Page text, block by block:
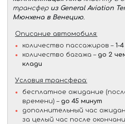
трансфер из General Aviation
Мюнхена в Венецию.
Описание автомобиля:
количество пассажиров – 1-
количество багажа – до 2
клади
Условия трансфера:
бесплатное ожидание
времени) – до 45 минут
дополнительный час
за целый час после